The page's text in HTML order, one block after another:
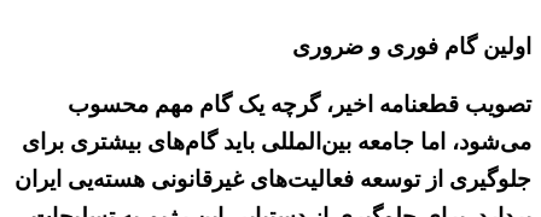
اولین گام فوری و ضروری
تصویب قطعنامه اخیر، گرچه یک گام مهم محسوب
می‌شود، اما جامعه بین‌المللی باید گام‌های بیشتری برای
جلوگیری از توسعه فعالیت‌های غیرقانونی هسته‌یی ایران